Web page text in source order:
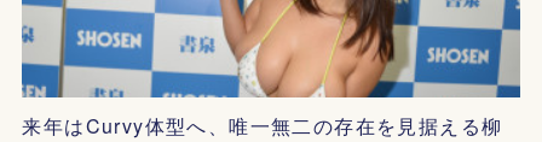
来年はCurvy体型へ、唯一無二の存在を見据える柳